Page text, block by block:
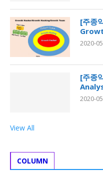
[주종
2020-
[주종
2020-
View All
COLUMN